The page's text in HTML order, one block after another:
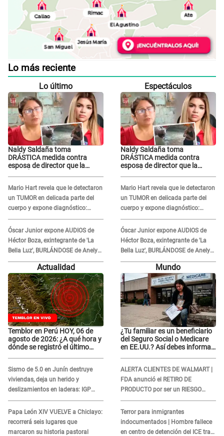
Lo más reciente
Lo último
Naldy Saldaña toma
DRÁSTICA medida contra
esposa de director que la
Mario Hart revela que le detectaron
un TUMOR en delicada parte del
cuerpo y expone diagnóstico:
"Dolores muy fuertes..."
Óscar Junior expone AUDIOS de
Héctor Boza, exintegrante de 'La
Bella Luz', BURLÁNDOSE de Anely
Dávila tras acusarlo de maltrato:
"Grábame..."
Espectáculos
Naldy Saldaña toma
DRÁSTICA medida contra
esposa de director que la
Mario Hart revela que le detectaron
un TUMOR en delicada parte del
cuerpo y expone diagnóstico:
"Dolores muy fuertes..."
Óscar Junior expone AUDIOS de
Héctor Boza, exintegrante de 'La
Bella Luz', BURLÁNDOSE de Anely
Dávila tras acusarlo de maltrato:
Actualidad
Temblor en Perú HOY, 06 de
agosto de 2026: ¿A qué hora y
dónde se registró el último
Sismo de 5.0 en Junín destruye
viviendas, deja un herido y
deslizamientos en laderas: IGP
alerta sobre posibles réplicas
Papa León XIV VUELVE a Chiclayo:
recorrerá seis lugares que
marcaron su historia pastoral
Mundo
¿Tu familiar es un beneficiario
del Seguro Social o Medicare
en EE.UU.? Así debes informar
ALERTA CLIENTES DE WALMART |
FDA anunció el RETIRO DE
PRODUCTO por ser un RIESGO
MORTAL para consumidores: ¿Cuál
es?
Terror para inmigrantes
indocumentados | Hombre fallece
en centro de detención del ICE tras